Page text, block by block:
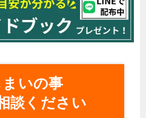
いの事
談ください